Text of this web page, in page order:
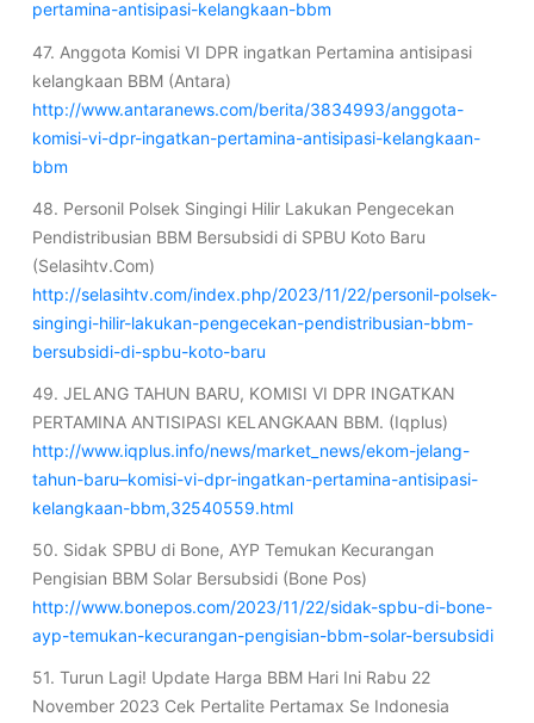
pertamina-antisipasi-kelangkaan-bbm
47. Anggota Komisi VI DPR ingatkan Pertamina antisipasi
kelangkaan BBM (Antara)
http://www.antaranews.com/berita/3834993/anggota-
komisi-vi-dpr-ingatkan-pertamina-antisipasi-kelangkaan-
bbm
48. Personil Polsek Singingi Hilir Lakukan Pengecekan
Pendistribusian BBM Bersubsidi di SPBU Koto Baru
(Selasihtv.Com)
http://selasihtv.com/index.php/2023/11/22/personil-polsek-
singingi-hilir-lakukan-pengecekan-pendistribusian-bbm-
bersubsidi-di-spbu-koto-baru
49. JELANG TAHUN BARU, KOMISI VI DPR INGATKAN
PERTAMINA ANTISIPASI KELANGKAAN BBM. (Iqplus)
http://www.iqplus.info/news/market_news/ekom-jelang-
tahun-baru–komisi-vi-dpr-ingatkan-pertamina-antisipasi-
kelangkaan-bbm,32540559.html
50. Sidak SPBU di Bone, AYP Temukan Kecurangan
Pengisian BBM Solar Bersubsidi (Bone Pos)
http://www.bonepos.com/2023/11/22/sidak-spbu-di-bone-
ayp-temukan-kecurangan-pengisian-bbm-solar-bersubsidi
51. Turun Lagi! Update Harga BBM Hari Ini Rabu 22
November 2023 Cek Pertalite Pertamax Se Indonesia